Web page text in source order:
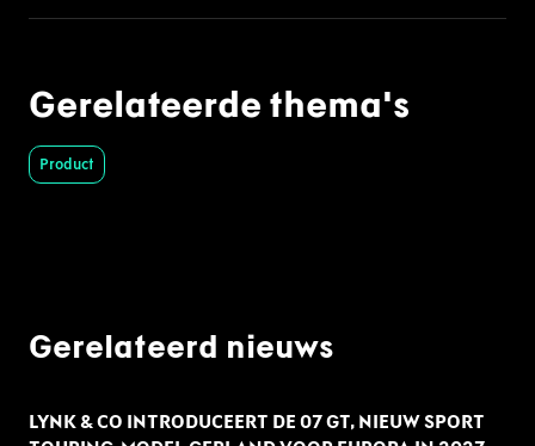
Gerelateerde thema's
Product
Gerelateerd nieuws
LYNK & CO INTRODUCEERT DE 07 GT, NIEUW SPORT